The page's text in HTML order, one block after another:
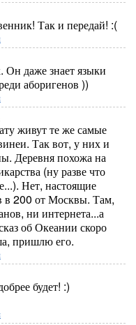
Так и передай! :(
Он даже знает языки
аборигенов ))
живут те же самые
Так вот, у них и
Деревня похожа на
(ну разве что
Нет, настоящие
в 200 от Москвы. Там,
ни интернета...а
об Океании скоро
пришлю его.
будет! :)